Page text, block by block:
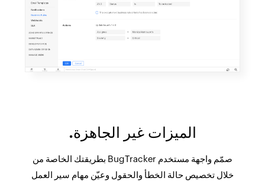
الميزات غير الجاهزة.
صمّم واجهة مستخدم BugTracker بطريقتك الخاصة من
خلال تخصيص حالة الخطأ والحقول وعيّن مهام سير العمل